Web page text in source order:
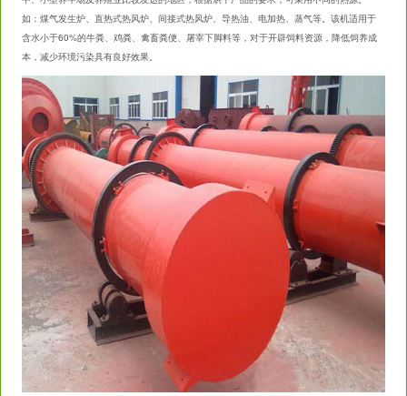
如：煤气发生炉、直热式热风炉、间接式热风炉、导热油、电加热、蒸气等。该机适用于
含水小于60%的牛粪、鸡粪、禽畜粪便、屠宰下脚料等，对于开辟饲料资源，降低饲养成
本，减少环境污染具有良好效果。